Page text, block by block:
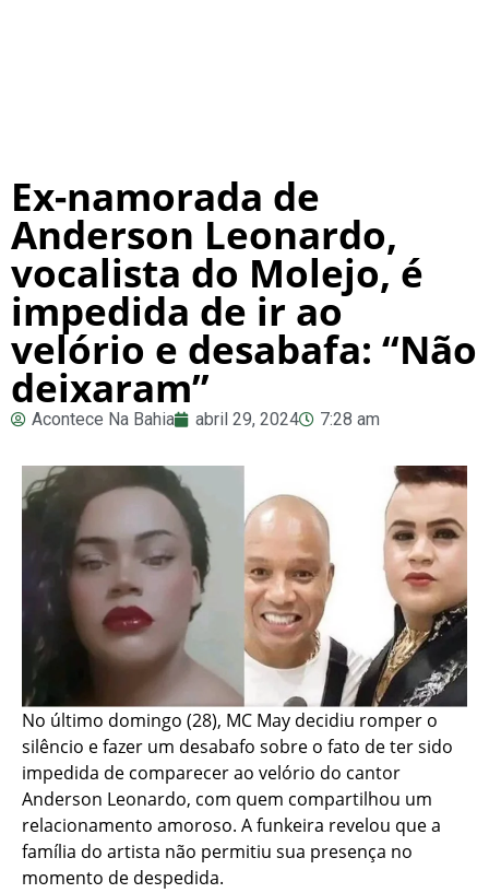
Ex-namorada de
Anderson Leonardo,
vocalista do Molejo, é
impedida de ir ao
velório e desabafa: “Não
deixaram”
Acontece Na Bahia abril 29, 2024 7:28 am
No último domingo (28), MC May decidiu romper o
silêncio e fazer um desabafo sobre o fato de ter sido
impedida de comparecer ao velório do cantor
Anderson Leonardo, com quem compartilhou um
relacionamento amoroso. A funkeira revelou que a
família do artista não permitiu sua presença no
momento de despedida.